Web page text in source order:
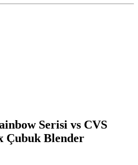
Serisi vs CVS
Çubuk Blender